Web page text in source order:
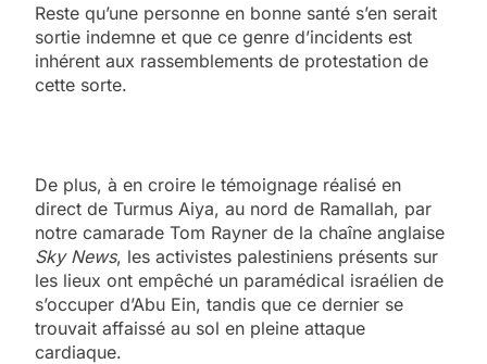
Reste qu’une personne en bonne santé s’en serait
sortie indemne et que ce genre d’incidents est
inhérent aux rassemblements de protestation de
cette sorte.
De plus, à en croire le témoignage réalisé en
direct de Turmus Aiya, au nord de Ramallah, par
notre camarade Tom Rayner de la chaîne anglaise
Sky News, les activistes palestiniens présents sur
les lieux ont empêché un paramédical israélien de
s’occuper d’Abu Ein, tandis que ce dernier se
trouvait affaissé au sol en pleine attaque
cardiaque.